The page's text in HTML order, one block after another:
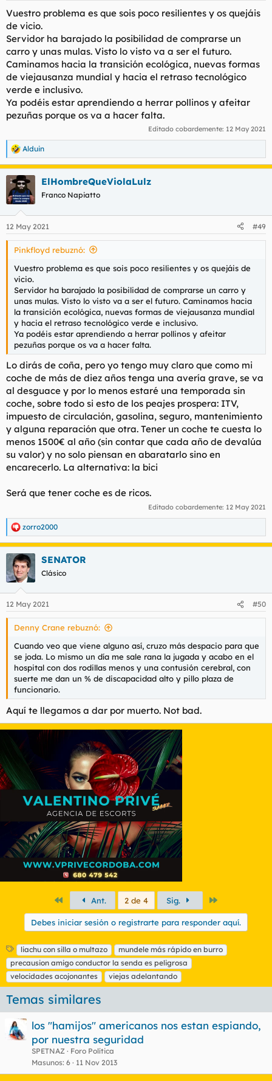
Vuestro problema es que sois poco resilientes y os quejáis
de vicio.
Servidor ha barajado la posibilidad de comprarse un
carro y unas mulas. Visto lo visto va a ser el futuro.
Caminamos hacia la transición ecológica, nuevas formas
de viejausanza mundial y hacia el retraso tecnológico
verde e inclusivo.
Ya podéis estar aprendiendo a herrar pollinos y afeitar
pezuñas porque os va a hacer falta.
Editado cobardemente: 12 May 2021
R
e
a
c
c
i
e
s
Alduin
ElHombreQueViolaLulz
Franco Napiatto
12 May 2021 #49
Pinkfloyd rebuznó:
Vuestro problema es que sois poco resilientes y os quejáis de
vicio.
Servidor ha barajado la posibilidad de comprarse un carro y
unas mulas. Visto lo visto va a ser el futuro. Caminamos hacia
la transición ecológica, nuevas formas de viejausanza mundial
y hacia el retraso tecnológico verde e inclusivo.
Ya podéis estar aprendiendo a herrar pollinos y afeitar
pezuñas porque os va a hacer falta.
Lo dirás de coña, pero yo tengo muy claro que como mi
coche de más de diez años tenga una avería grave, se va
al desguace y por lo menos estaré una temporada sin
coche, sobre todo si esto de los peajes prospera: ITV,
impuesto de circulación, gasolina, seguro, mantenimiento
y alguna reparación que otra. Tener un coche te cuesta lo
menos 1500€ al año (sin contar que cada año de devalúa
su valor) y no solo piensan en abaratarlo sino en
encarecerlo. La alternativa: la bici
Será que tener coche es de ricos.
Editado cobardemente: 12 May 2021
R
e
a
c
c
i
e
s
zorro2000
SENATOR
Clásico
12 May 2021 #50
Denny Crane rebuznó:
Cuando veo que viene alguno así, cruzo más despacio para que
se joda. Lo mismo un día me sale rana la jugada y acabo en el
hospital con dos rodillas menos y una contusión cerebral, con
suerte me dan un % de discapacidad alto y pillo plaza de
funcionario.
Aquí te llegamos a dar por muerto. Not bad.
PrimeroAnt. 2 de 4 Sig.
Debes iniciar sesión o registrarte para responder aquí.
E
t
i
q
e
t
a
s
liachu con silla o multazo
mundele más rápido en burro
precausion amigo conductor la senda es peligrosa
velocidades acojonantes
viejas adelantando
Temas similares
los "hamijos" americanos nos estan espiando,
por nuestra seguridad
SPETNAZ
Foro Política
Masunos 6 11 Nov 2013